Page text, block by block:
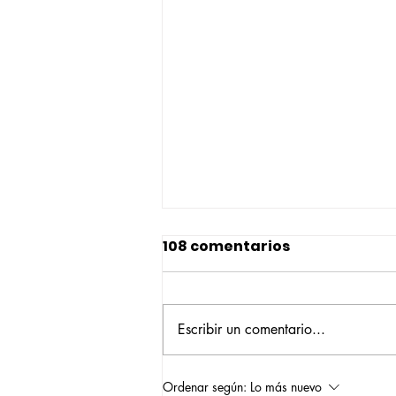
Construyendo su propio
108 comentarios
Escribir un comentario...
Ordenar según: Lo más nuevo